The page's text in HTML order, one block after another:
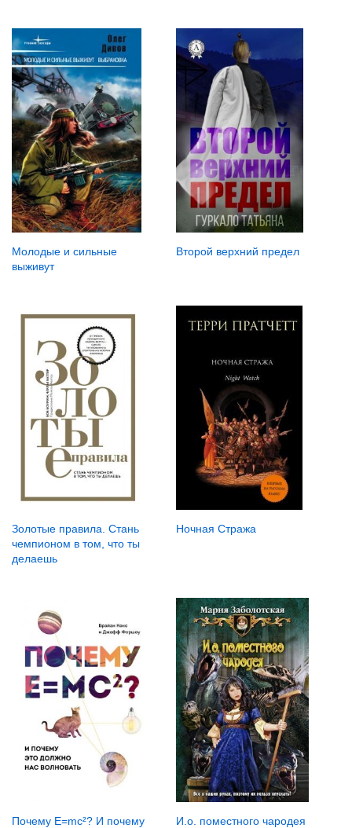
Молодые и сильные
выживут
Второй верхний предел
Золотые правила. Стань
чемпионом в том, что ты
делаешь
Ночная Стража
Почему Е=mc²? И почему
И.о. поместного чародея